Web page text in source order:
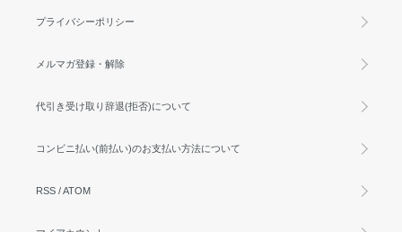
プライバシーポリシー
メルマガ登録・解除
代引き受け取り辞退(拒否)について
コンビニ払い(前払い)のお支払い方法について
RSS /ATOM